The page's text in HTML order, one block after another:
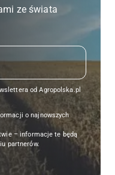
ze świata
od Agropolska.pl
o najnowszych
– informacje te będą
partnerów.